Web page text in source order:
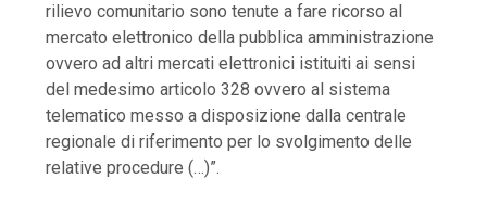
rilievo comunitario sono tenute a fare ricorso al
mercato elettronico della pubblica amministrazione
ovvero ad altri mercati elettronici istituiti ai sensi
del medesimo articolo 328 ovvero al sistema
telematico messo a disposizione dalla centrale
regionale di riferimento per lo svolgimento delle
relative procedure (…)”.